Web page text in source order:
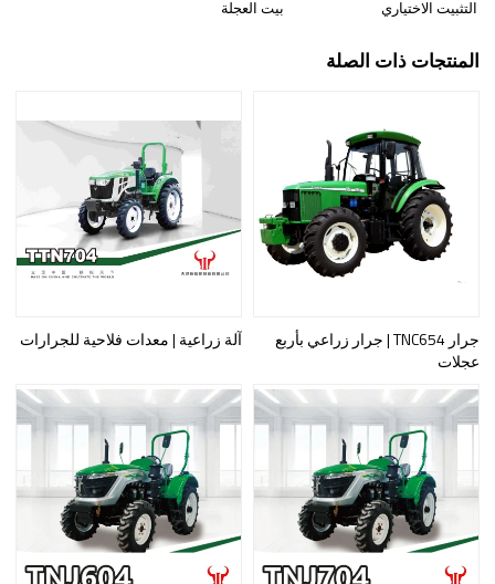
التثبيت الاختياري بيت العجلة
المنتجات ذات الصلة
جرار TNC654 | جرار زراعي بأربع
عجلات
آلة زراعية | معدات فلاحية للجرارات